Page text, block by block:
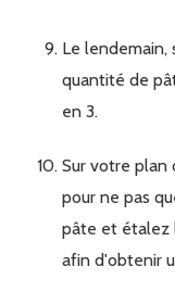
Le lendemain, sortez votre pâte. Avec la grande
quantité de
en 3.
Sur votre plan de travail, mettez un peu de farine
pour ne pas
pâte et étalez
afin d'obtenir